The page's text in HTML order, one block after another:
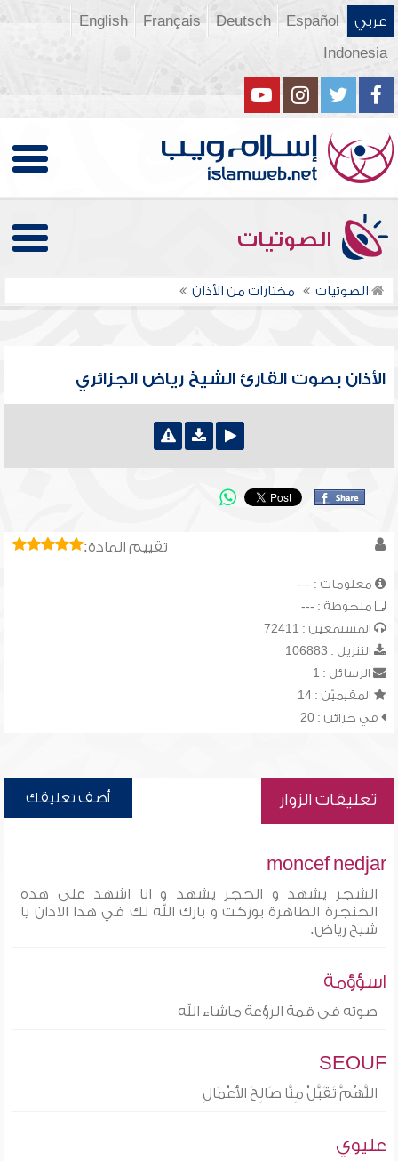
عربي Español
Deutsch
Français
English
Indonesia
الصوتيات
الصوتيات مختارات من الأذان
الأذان بصوت القارئ الشيخ رياض الجزائري
تقييم المادة:
معلومات : ---
ملحوظة : ---
المستمعين : 72411
التنزيل : 106883
الرسائل : 1
المقيميّن : 14
في خزائن : 20
تعليقات الزوار أضف تعليقك
moncef nedjar
الشجر يشهد و الحجر يشهد و انا اشهد على هده
الحنجرة الطاهرة بوركت و بارك الله لك في هدا الادان يا
شيخ رياض.
اسؤؤمة
صوته في قمة الرؤعة ماشاء الله
SEOUF
اللَّهُمَّ تَقَبَّلْ مِنَّا صَالِحَ الأَعْمَالِ
عليوي